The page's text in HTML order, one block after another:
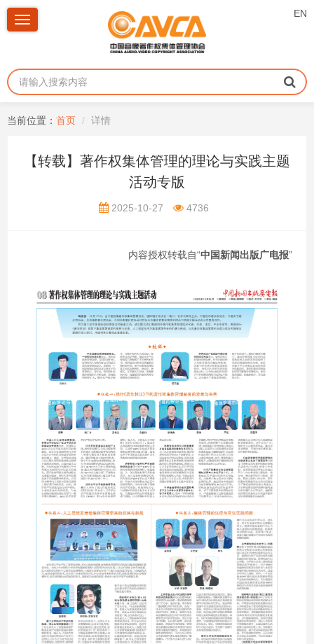
EN
Toggle
当前位置： 首页 详情
【转载】著作权集体管理的理论与实践主题
活动专版
2025-10-27 4736
内容授权转载自“中国新闻出版广电报”